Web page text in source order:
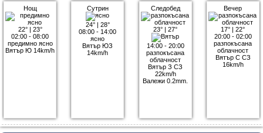
Нощ
22°| 23°
02:00 - 08:00
предимно ясно
Вятър Ю 14km/h
Сутрин
24°| 28°
08:00 - 14:00
ясно
Вятър ЮЗ
14km/h
Следобед
23° |27°
14:00 - 20:00
разпокъсана
облачност
Вятър З СЗ
22km/h
Валежи 0.2mm.
Вечер
17° |22°
20:00 - 02:00
разпокъсана
облачност
Вятър С СЗ
16km/h